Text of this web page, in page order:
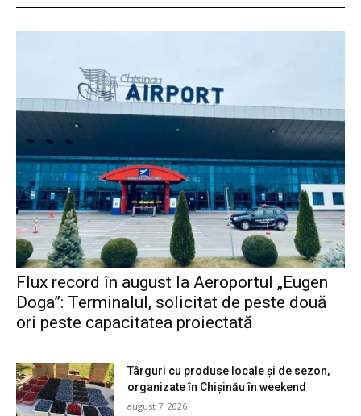
Flux record în august la Aeroportul „Eugen
Doga”: Terminalul, solicitat de peste două
ori peste capacitatea proiectată
Târguri cu produse locale și de sezon,
organizate în Chișinău în weekend
august 7, 2026